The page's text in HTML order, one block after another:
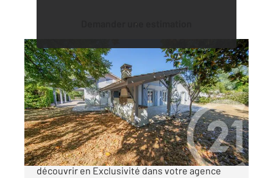
Demander une estimation
ST AUBIN DE MEDOC 33
171,30 m2, 9 pièces
Ref : 7894
Maison à vendre
660 000 €
Saint Aubin de Médoc - Villepreux Venez
découvrir en Exclusivité dans votre agence